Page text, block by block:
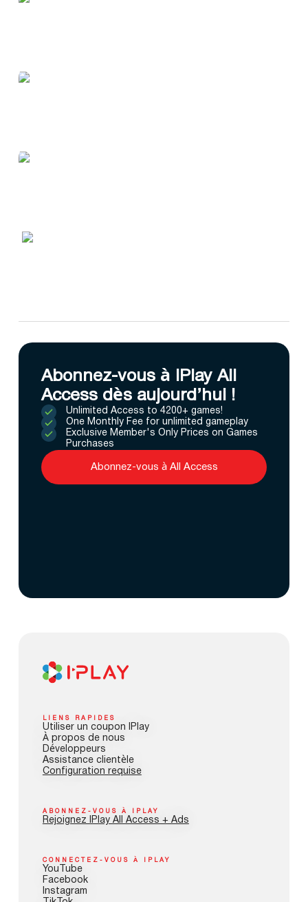
Abonnez-vous à IPlay All
Access dès aujourd’hui !
Unlimited Access to 4200+ games!
One Monthly Fee for unlimited gameplay
Exclusive Member's Only Prices on Games
Purchases
Abonnez-vous à All Access
LIENS RAPIDES
Utiliser un coupon IPlay
À propos de nous
Développeurs
Assistance clientèle
Configuration requise
ABONNEZ-VOUS À IPLAY
Rejoignez IPlay All Access + Ads
CONNECTEZ-VOUS À IPLAY
YouTube
Facebook
Instagram